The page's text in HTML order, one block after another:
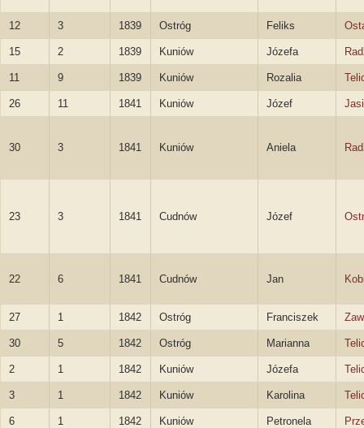
12 3 1839 Ostróg Feliks
15 2 1839 Kuniów Józefa
11 9 1839 Kuniów Rozalia
26 11 1841 Kuniów Józef
30 3 1841 Kuniów Aniela
23 3 1841 Cudnów Józef
22 6 1841 Cudnów Jan
27 1 1842 Ostróg Franciszek
30 5 1842 Ostróg Marianna
2 1 1842 Kuniów Józefa
3 1 1842 Kuniów Karolina
6 1 1842 Kuniów Petronela